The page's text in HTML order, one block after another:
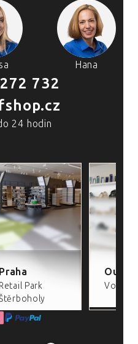
Hana
732
24 hodin
Praha
Retail Park
Volta